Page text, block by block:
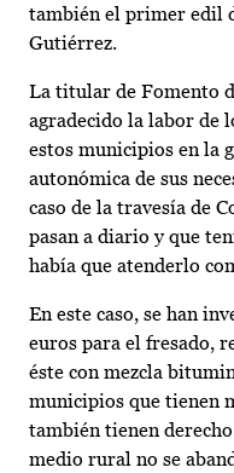
también el primer edil
Gutiérrez.
La titular de Fomento
agradecido la labor de
estos municipios en la
autonómica de sus
caso de la travesía de
pasan a diario y que
había que atenderlo
En este caso, se han
euros para el fresado,
éste con mezcla
municipios que tienen
también tienen
medio rural no se